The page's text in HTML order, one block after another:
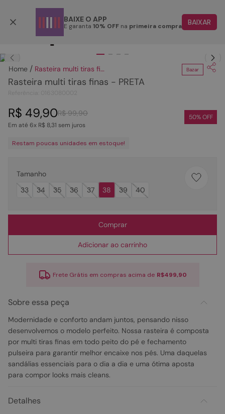
BAIXE O APP
E garanta 10% OFF na primeira compra BAIXAR
Rasteira multi tiras finas - PRETA Bazar
Rasteira multi tiras finas - PRETA
R$ 99,90
R$ 49,90
Em até6x R$ 8,31 sem juros
50% OFF
Restam poucas unidades em estoque!
Tamanho
33
34 35 36 37 38 39 40
Comprar
Adicionar ao carrinho
Frete Grátis em compras acima de R$499,90
Sobre essa peça
Modernidade e conforto andam juntos, pensando nisso
desenvolvemos o modelo perfeito. Nossa rasteira é composta
por multi tiras finas em todo peito do pé e fechamento
pulseira para garantir melhor encaixe nos pés. Uma daquelas
sandálias essenciais para o dia a dia e uma ótima aposta
para compor looks mais cleans.
Detalhes
1
2º
rasteira
4º
sandalia
5º
bota
6º
tamanco
sapatilha
couro
10º rasteirinhas